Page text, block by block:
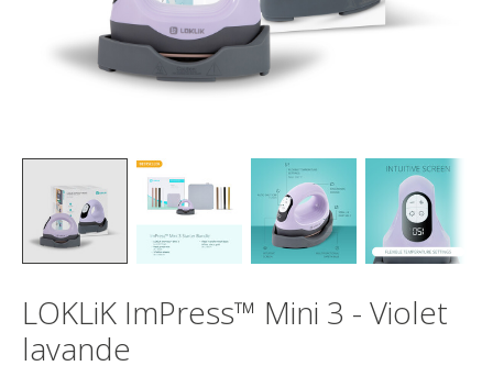
LOKLiK ImPress™ Mini 3 - Violet
lavande